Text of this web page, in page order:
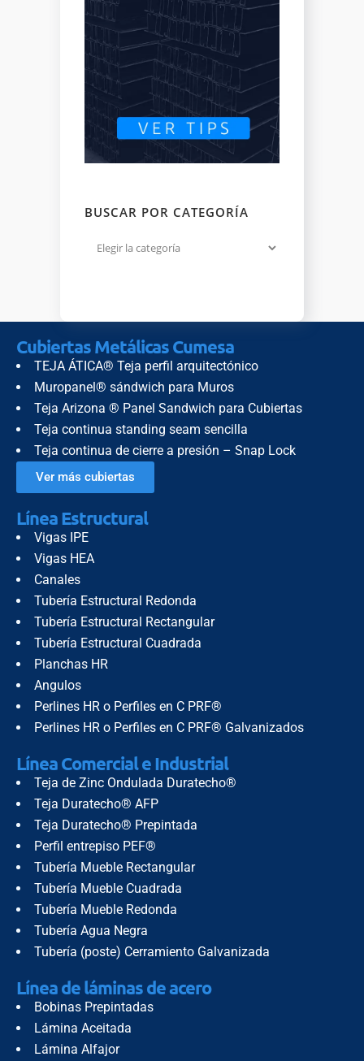
BUSCAR POR CATEGORÍA
Cubiertas Metálicas Cumesa
TEJA ÁTICA® Teja perfil arquitectónico
Muropanel® sándwich para Muros
Teja Arizona ® Panel Sandwich para Cubiertas
Teja continua standing seam sencilla
Teja continua de cierre a presión – Snap Lock
Ver más cubiertas
Línea Estructural
Vigas IPE
Vigas HEA
Canales
Tubería Estructural Redonda
Tubería Estructural Rectangular
Tubería Estructural Cuadrada
Planchas HR
Angulos
Perlines HR o Perfiles en C PRF®
Perlines HR o Perfiles en C PRF® Galvanizados
Línea Comercial e Industrial
Teja de Zinc Ondulada Duratecho®
Teja Duratecho® AFP
Teja Duratecho® Prepintada
Perfil entrepiso PEF®
Tubería Mueble Rectangular
Tubería Mueble Cuadrada
Tubería Mueble Redonda
Tubería Agua Negra
Tubería (poste) Cerramiento Galvanizada
Línea de láminas de acero
Bobinas Prepintadas
Lámina Aceitada
Lámina Alfajor